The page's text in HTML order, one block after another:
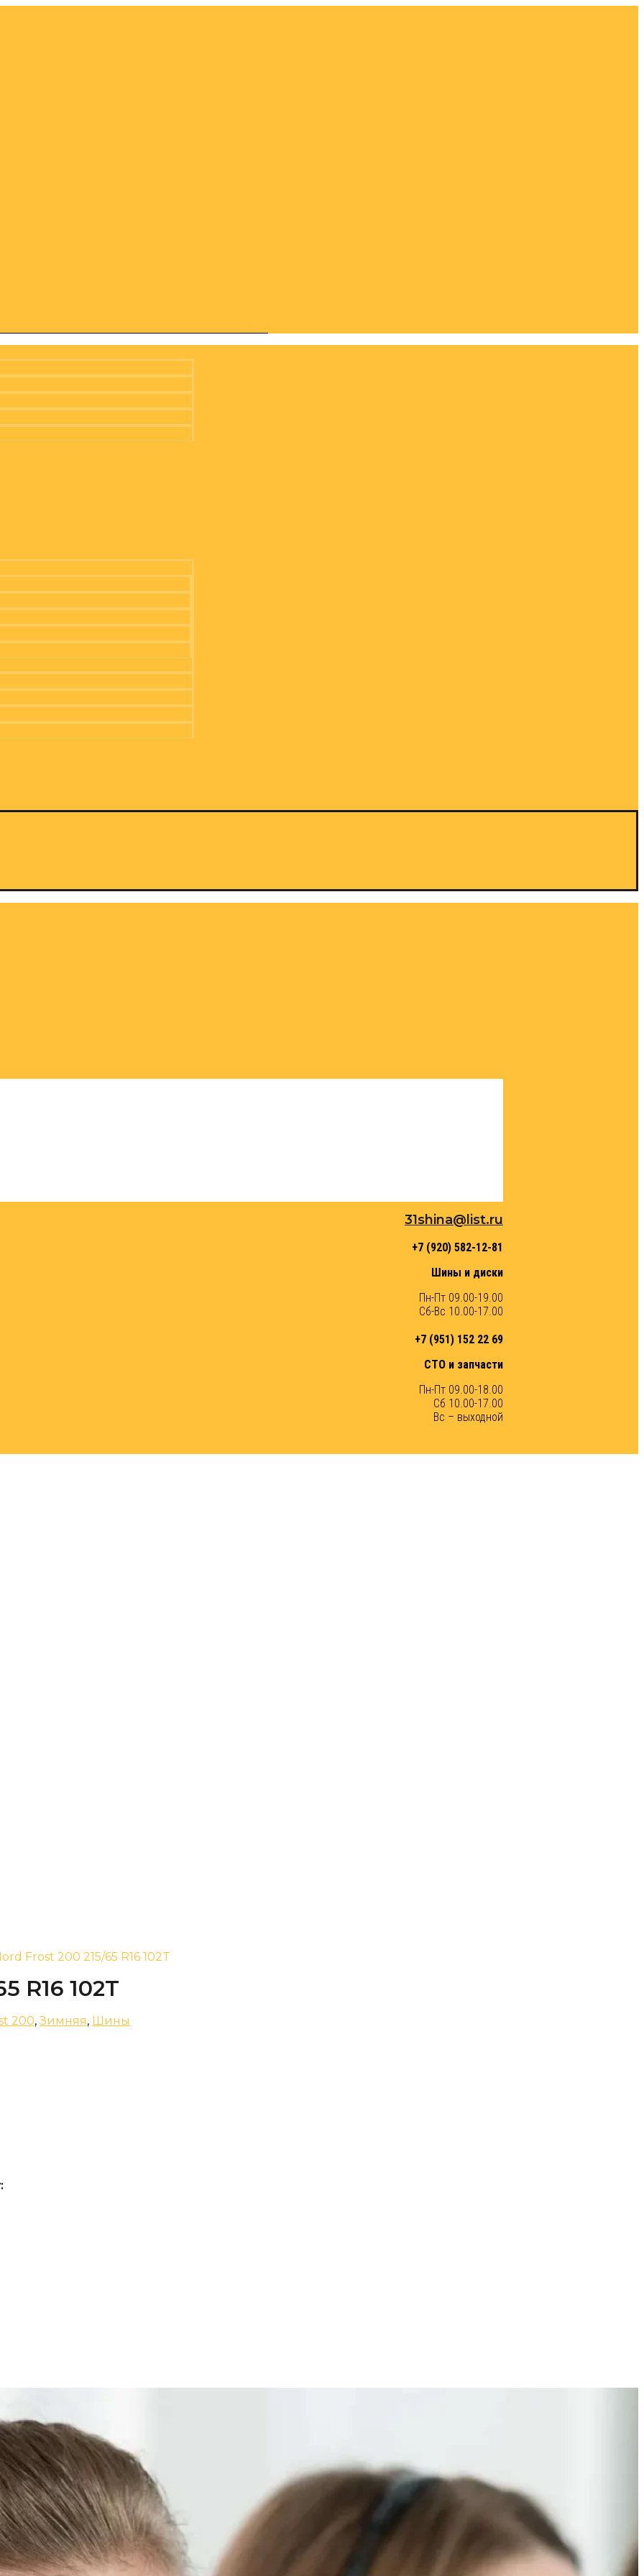
31shina@list.ru
+7 (920) 582-12-81
Шины и диски
Пн-Пт 09.00-19.00
Сб-Вс 10.00-17.00
+7 (951) 152 22 69
СТО и запчасти
Пн-Пт 09.00-18.00
Сб 10.00-17.00
Вс – выходной
Frost 200 215/65 R16 102T
R16 102T
200,Зимняя, Шины